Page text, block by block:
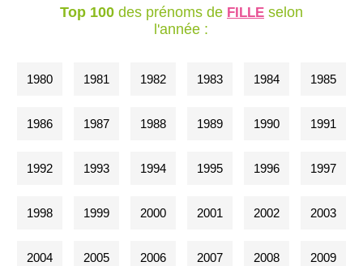
Top 100des prénoms de FILLEselon
l'année :
1980 1981 1982 1983 1984 1985
1986 1987 1988 1989 1990 1991
1992 1993 1994 1995 1996 1997
1998 1999 2000 2001 2002 2003
2004 2005 2006 2007 2008 2009